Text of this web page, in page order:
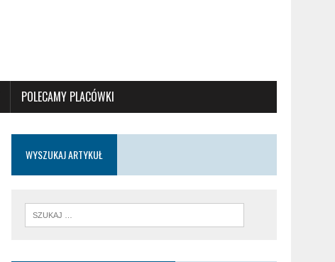
POLECAMY PLACÓWKI
WYSZUKAJ ARTYKUŁ